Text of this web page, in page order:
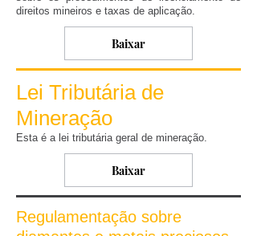
direitos mineiros e taxas de aplicação.
Baixar
Lei Tributária de
Mineração
Esta é a lei tributária geral de mineração.
Baixar
Regulamentação sobre